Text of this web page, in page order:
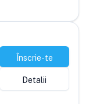
Înscrie-te
Detalii